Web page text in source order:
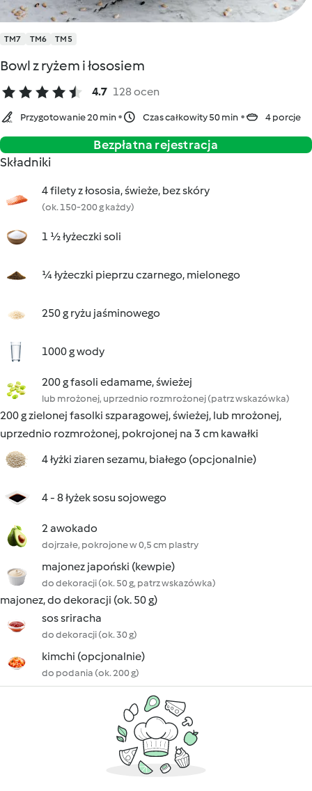
TM7 TM6 TM5
Bowl z ryżem i łososiem
4.7 128 ocen
Przygotowanie 20 min Czas całkowity 50 min 4 porcje
Bezpłatna rejestracja
Składniki
4 filety z łososia, świeże, bez skóry
(ok. 150-200 g każdy)
1 ½ łyżeczki soli
¼ łyżeczki pieprzu czarnego, mielonego
250 g ryżu jaśminowego
1000 g wody
200 g fasoli edamame, świeżej
lub mrożonej, uprzednio rozmrożonej (patrz wskazówka)
200 g zielonej fasolki szparagowej, świeżej, lub mrożonej,
uprzednio rozmrożonej, pokrojonej na 3 cm kawałki
4 łyżki ziaren sezamu, białego (opcjonalnie)
4 - 8 łyżek sosu sojowego
2 awokado
dojrzałe, pokrojone w 0,5 cm plastry
majonez japoński (kewpie)
do dekoracji (ok. 50 g, patrz wskazówka)
majonez, do dekoracji (ok. 50 g)
sos sriracha
do dekoracji (ok. 30 g)
kimchi (opcjonalnie)
do podania (ok. 200 g)